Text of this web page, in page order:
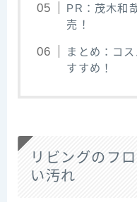
PR：茂木和
売！
まとめ：コ
すすめ！
リビングのフ
い汚れ